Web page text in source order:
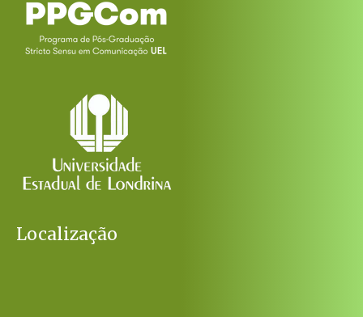
Localização